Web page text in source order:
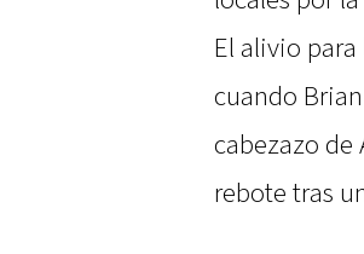
El alivio
cuando
cabezazo
rebote tras